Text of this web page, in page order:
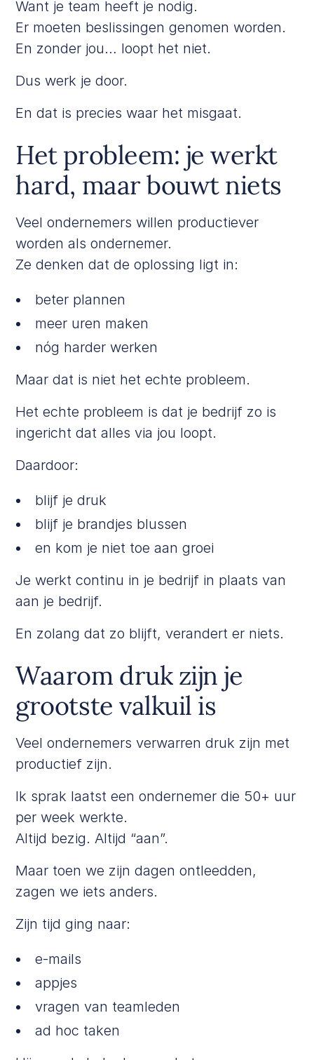
Want je team heeft je nodig.
Er moeten beslissingen genomen worden.
En zonder jou… loopt het niet.
Dus werk je door.
En dat is precies waar het misgaat.
Het probleem: je werkt
hard, maar bouwt niets
Veel ondernemers willen productiever
worden als ondernemer.
Ze denken dat de oplossing ligt in:
beter plannen
meer uren maken
nóg harder werken
Maar dat is niet het echte probleem.
Het echte probleem is dat je bedrijf zo is
ingericht dat alles via jou loopt.
Daardoor:
blijf je druk
blijf je brandjes blussen
en kom je niet toe aan groei
Je werkt continu in je bedrijf in plaats van
aan je bedrijf.
En zolang dat zo blijft, verandert er niets.
Waarom druk zijn je
grootste valkuil is
Veel ondernemers verwarren druk zijn met
productief zijn.
Ik sprak laatst een ondernemer die 50+ uur
per week werkte.
Altijd bezig. Altijd “aan”.
Maar toen we zijn dagen ontleedden,
zagen we iets anders.
Zijn tijd ging naar:
e-mails
appjes
vragen van teamleden
ad hoc taken